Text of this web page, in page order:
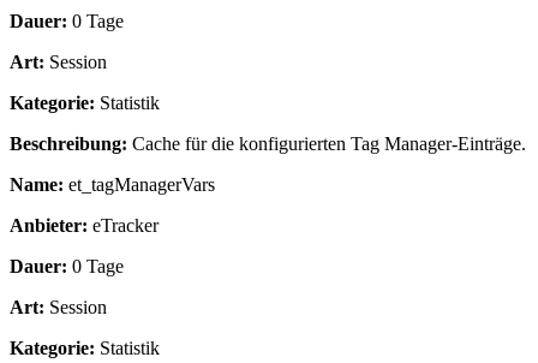
Dauer: 0 Tage
Art: Session
Kategorie: Statistik
Beschreibung: Cache für die konfigurierten Tag Manager-Einträge.
Name: et_tagManagerVars
Anbieter: eTracker
Dauer: 0 Tage
Art: Session
Kategorie: Statistik